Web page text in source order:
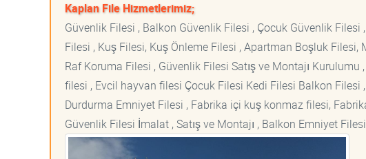
Kaplan File Hizmetlerimiz;
Güvenlik Filesi , Balkon Güvenlik Filesi , Çocuk Güvenlik
Filesi , Kuş Filesi, Kuş Önleme Filesi , Apartman Boşluk
Raf Koruma Filesi , Güvenlik Filesi Satış ve Montajı
filesi , Evcil hayvan filesi Çocuk Filesi Kedi Filesi Balkon Filesi
Durdurma Emniyet Filesi , Fabrika içi kuş konmaz filesi,
Güvenlik Filesi İmalat , Satış ve Montajı , Balkon Emniyet